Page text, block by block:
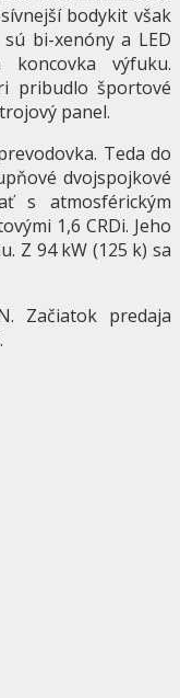
bodykit však
bi-xenóny a LED
výfuku.
pribudlo športové
panel.
Teda do
dvojspojkové
s atmosférickým
1,6 CRDi. Jeho
Z 94 kW (125 k) sa
Začiatok predaja